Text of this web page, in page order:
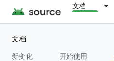
文档
文档
新变化
开始使用